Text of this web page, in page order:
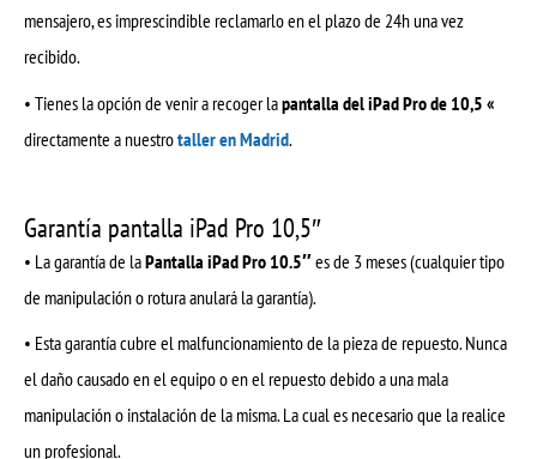
mensajero, es imprescindible reclamarlo en el plazo de 24h una vez
recibido.
• Tienes la opción de venir a recoger lapantalla del iPad Pro de 10,5 «
directamente a nuestrotaller en Madrid.
Garantía pantalla iPad Pro 10,5″
• La garantía de laPantalla iPad Pro 10.5″es de 3 meses (cualquier tipo
de manipulación o rotura anulará la garantía).
• Esta garantía cubre el malfuncionamiento de la pieza de repuesto. Nunca
el daño causado en el equipo o en el repuesto debido a una mala
manipulación o instalación de la misma. La cual es necesario que la realice
un profesional.